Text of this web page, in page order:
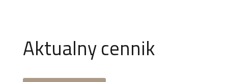
Aktualny cennik